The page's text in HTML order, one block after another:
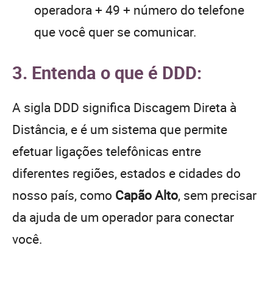
operadora + 49 + número do telefone
que você quer se comunicar.
3. Entenda o que é DDD:
A sigla DDD significa Discagem Direta à
Distância, e é um sistema que permite
efetuar ligações telefônicas entre
diferentes regiões, estados e cidades do
nosso país, como Capão Alto, sem precisar
da ajuda de um operador para conectar
você.